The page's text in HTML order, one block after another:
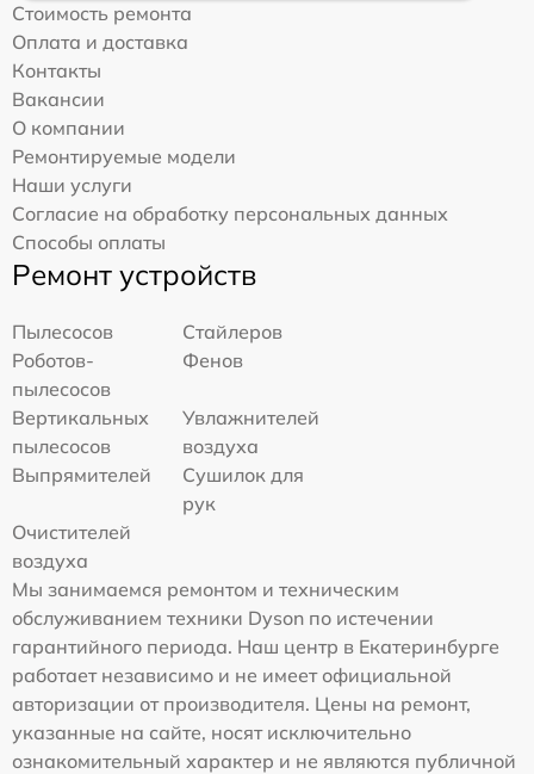
Стоимость ремонта
Оплата и доставка
Контакты
Вакансии
О компании
Ремонтируемые модели
Наши услуги
Согласие на обработку персональных данных
Способы оплаты
Ремонт устройств
Пылесосов
Стайлеров
Роботов-
пылесосов
Фенов
Вертикальных
пылесосов
Увлажнителей
воздуха
Выпрямителей
Сушилок для
рук
Очистителей
воздуха
Мы занимаемся ремонтом и техническим
обслуживанием техники Dyson по истечении
гарантийного периода. Наш центр в Екатеринбурге
работает независимо и не имеет официальной
авторизации от производителя. Цены на ремонт,
указанные на сайте, носят исключительно
ознакомительный характер и не являются публичной